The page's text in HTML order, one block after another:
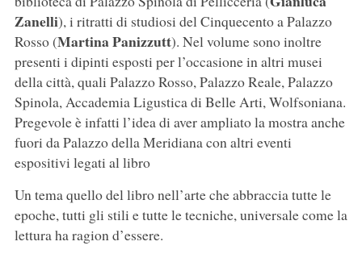
Zanelli), i ritratti di studiosi del Cinquecento a Palazzo
Rosso (Martina Panizzutt). Nel volume sono inoltre
presenti i dipinti esposti per l’occasione in altri musei
della città, quali Palazzo Rosso, Palazzo Reale, Palazzo
Spinola, Accademia Ligustica di Belle Arti, Wolfsoniana.
Pregevole è infatti l’idea di aver ampliato la mostra anche
fuori da Palazzo della Meridiana con altri eventi
espositivi legati al libro
Un tema quello del libro nell’arte che abbraccia tutte le
epoche, tutti gli stili e tutte le tecniche, universale come la
lettura ha ragion d’essere.